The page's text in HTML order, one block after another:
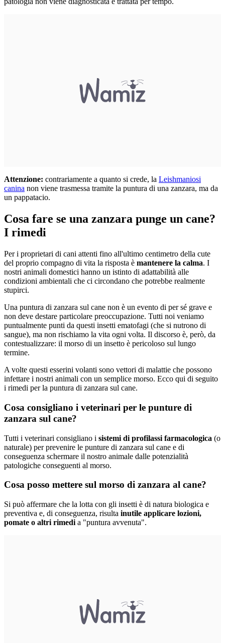
Attenzione: contrariamente a quanto si crede, la Leishmaniosi
canina non viene trasmessa tramite la puntura di una zanzara, ma da
un pappatacio.
Cosa fare se una zanzara punge un cane?
I rimedi
Per i proprietari di cani attenti fino all'ultimo centimetro della cute
del proprio compagno di vita la risposta è mantenere la calma. I
nostri animali domestici hanno un istinto di adattabilità alle
condizioni ambientali che ci circondano che potrebbe realmente
stupirci.
Una puntura di zanzara sul cane non è un evento di per sé grave e
non deve destare particolare preoccupazione. Tutti noi veniamo
puntualmente punti da questi insetti ematofagi (che si nutrono di
sangue), ma non rischiamo la vita ogni volta. Il discorso è, però, da
contestualizzare: il morso di un insetto è pericoloso sul lungo
termine.
A volte questi esserini volanti sono vettori di malattie che possono
infettare i nostri animali con un semplice morso. Ecco qui di seguito
i rimedi per la puntura di zanzara sul cane.
Cosa consigliano i veterinari per le punture di
zanzara sul cane?
Tutti i veterinari consigliano i sistemi di profilassi farmacologica (o
naturale) per prevenire le punture di zanzara sul cane e di
conseguenza schermare il nostro animale dalle potenzialità
patologiche conseguenti al morso.
Cosa posso mettere sul morso di zanzara al cane?
Si può affermare che la lotta con gli insetti è di natura biologica e
preventiva e, di conseguenza, risulta inutile applicare lozioni,
pomate o altri rimedi a "puntura avvenuta".